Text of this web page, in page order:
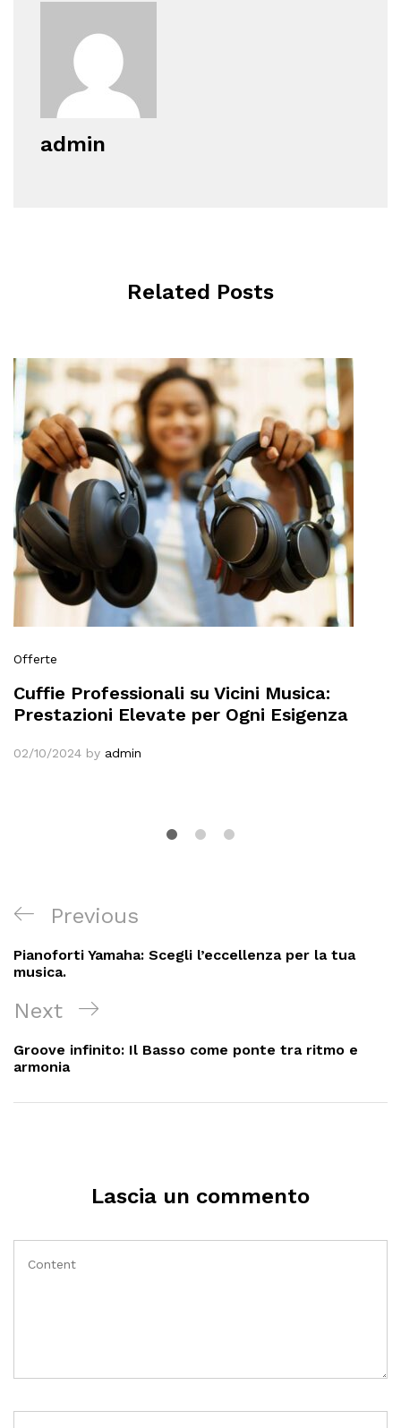
admin
Related Posts
Offerte
Cuffie Professionali su Vicini Musica:
Prestazioni Elevate per Ogni Esigenza
02/10/2024 by admin
Navigazione
articoli
Previous
Post
Previous
Pianoforti Yamaha: Scegli l’eccellenza per la tua
musica.
Next
Post
Next
Groove infinito: Il Basso come ponte tra ritmo e
armonia
Lascia un commento